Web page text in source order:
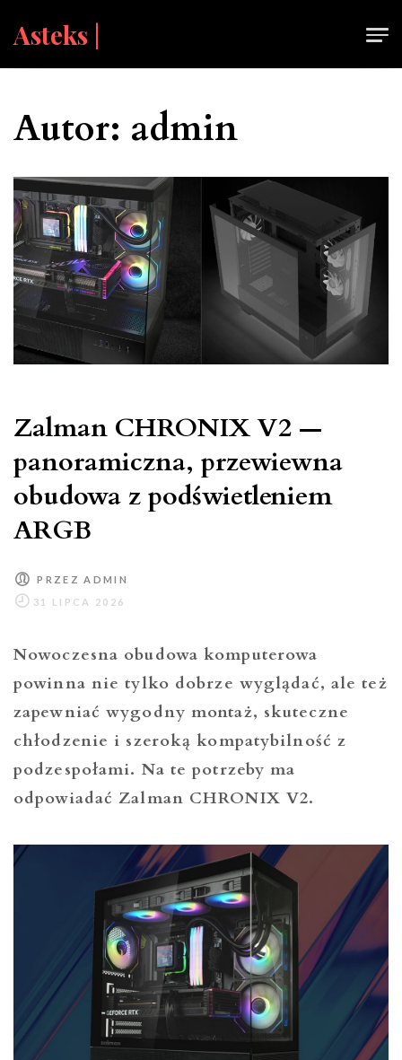
Asteks |
Autor: admin
Zalman CHRONIX V2 —
panoramiczna, przewiewna
obudowa z podświetleniem
ARGB
PRZEZADMIN
Nowoczesna obudowa komputerowa
powinna nie tylko dobrze wyglądać, ale też
zapewniać wygodny montaż, skuteczne
chłodzenie i szeroką kompatybilność z
podzespołami. Na te potrzeby ma
odpowiadać Zalman CHRONIX V2.